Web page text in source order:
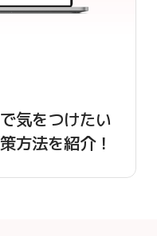
気をつけたい
方法を紹介！